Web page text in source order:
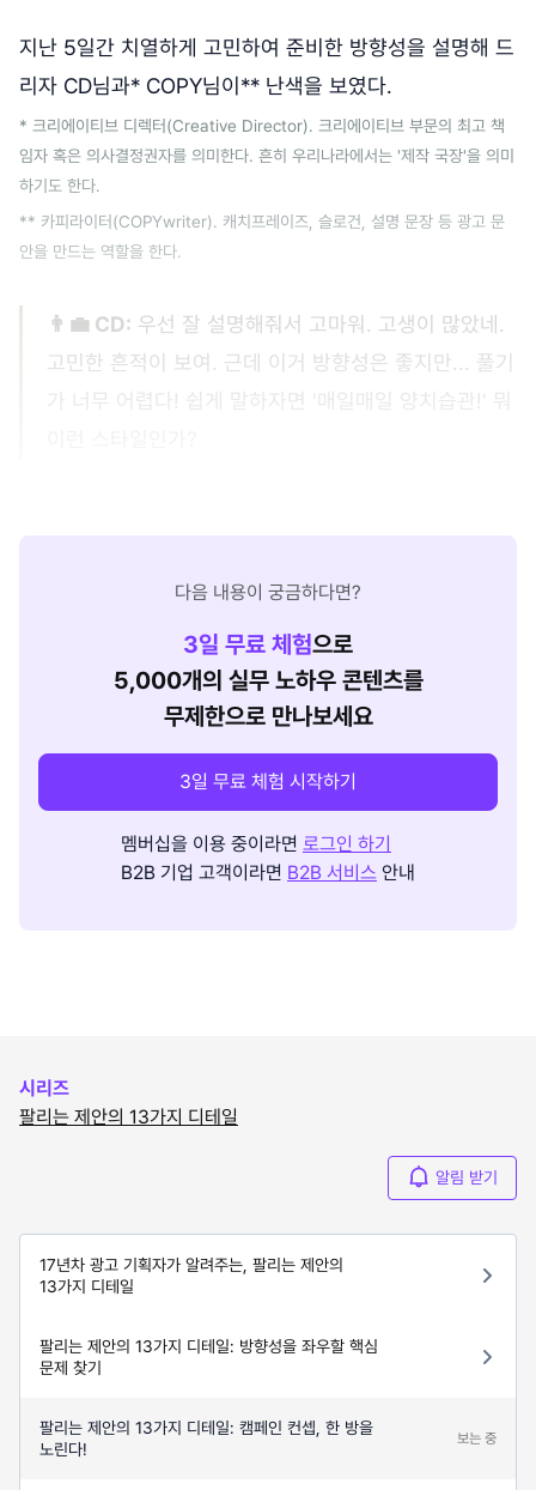
지난 5일간 치열하게 고민하여 준비한 방향성을 설명해 드
리자 CD님과* COPY님이** 난색을 보였다.
* 크리에이티브 디렉터(Creative Director). 크리에이티브 부문의 최고 책
임자 혹은 의사결정권자를 의미한다. 흔히 우리나라에서는 '제작 국장'을 의미
하기도 한다.
** 카피라이터(COPYwriter). 캐치프레이즈, 슬로건, 설명 문장 등 광고 문
안을 만드는 역할을 한다.
👨‍💼 CD: 우선 잘 설명해줘서 고마워. 고생이 많았네.
고민한 흔적이 보여. 근데 이거 방향성은 좋지만... 풀기
가 너무 어렵다! 쉽게 말하자면 '매일매일 양치습관!' 뭐
다음 내용이 궁금하다면?
3일 무료 체험으로
5,000개의 실무 노하우 콘텐츠를
무제한으로 만나보세요
3일 무료 체험 시작하기
멤버십을 이용 중이라면 로그인 하기
B2B 기업 고객이라면 B2B 서비스 안내
시리즈
팔리는 제안의 13가지 디테일
알림 받기
17년차 광고 기획자가 알려주는, 팔리는 제안의
13가지 디테일
팔리는 제안의 13가지 디테일: 방향성을 좌우할 핵심
문제 찾기
팔리는 제안의 13가지 디테일: 캠페인 컨셉, 한 방을
노린다!
보는 중